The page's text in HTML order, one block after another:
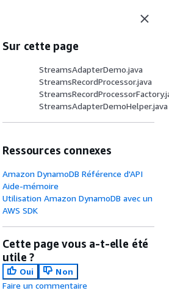
Demo-src/stream/2015-
Sur cette page
StreamsAdapterDemo.java
StreamsRecordProcessor.java
StreamsAdapterDemoHelper.java
Ressources connexes
Amazon DynamoDB Référence d'API
Aide-mémoire
Utilisation Amazon DynamoDB avec un
AWS SDK
Cette page vous a-t-elle été
utile ?
Oui
Non
Faire un commentaire